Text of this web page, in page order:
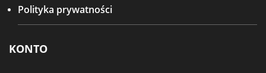
Polityka prywatności
KONTO